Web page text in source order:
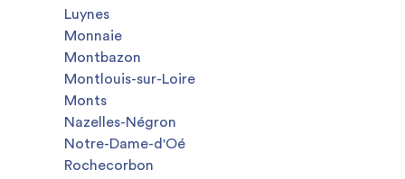
Luynes
Monnaie
Montbazon
Montlouis-sur-Loire
Monts
Nazelles-Négron
Notre-Dame-d'Oé
Rochecorbon